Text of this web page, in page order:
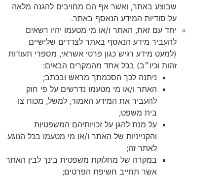
שבוצע באתר, ואשר אף הם מחויבים להגנה מלאה
על סודיות המידע הנאסף באתר.
יחד עם זאת, האתר ו/או מי מטעמו יהיו רשאים
להעביר מידע הנאסף באתר לצדדים שלישיים
(למעט מידע רגיש כגון פרטי אשראי, מספרי תעודות
זהות וכיו״ב) בכל אחד מהמקרים הבאים:
ניתנה לכך הסכמתך מראש ובכתב;
האתר ו/או מי מטעמו נדרשים על פי חוק
להעביר את המידע האמור, למשל, מכוח צו
בית משפט;
על מנת להגן על זכויותיהם המשפטיות
והקנייניות של האתר ו/או מי מטעמו בכל הנוגע
לאתר זה;
במקרה של מחלוקת משפטית בינך לבין האתר
אשר תחייב חשיפת הפרטים;